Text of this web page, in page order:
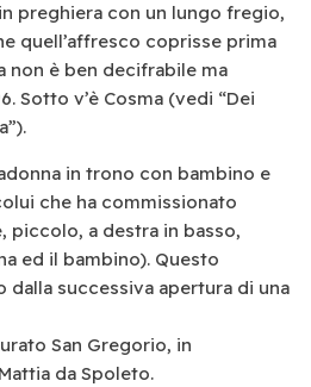
preghiera con un lungo fregio,
quell’affresco coprisse prima
non è ben decifrabile ma
Sotto v’è Cosma (vedi “Dei
in trono con bambino e
che ha commissionato
piccolo, a destra in basso,
ed il bambino). Questo
successiva apertura di una
San Gregorio, in
da Spoleto.